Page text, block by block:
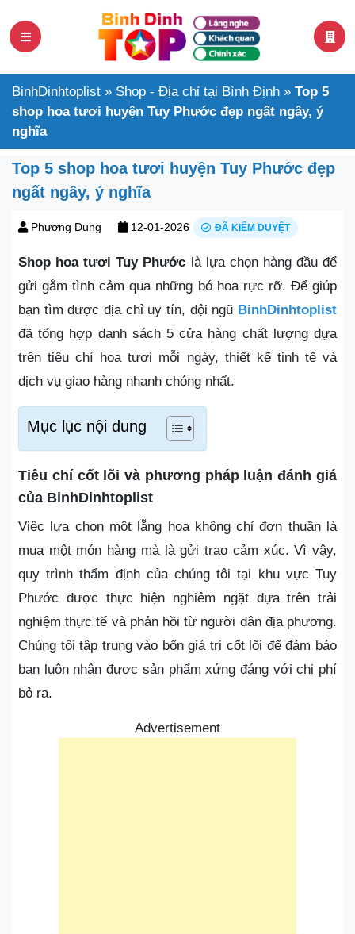
BinhDinhtoplist » Shop - Địa chỉ tại Bình Định » Top 5
shop hoa tươi huyện Tuy Phước đẹp ngất ngây, ý
nghĩa
Top 5 shop hoa tươi huyện Tuy Phước đẹp
ngất ngây, ý nghĩa
Phương Dung 12-01-2026 ĐÃ KIỂM DUYỆT
Shop hoa tươi Tuy Phước là lựa chọn hàng đầu để
gửi gắm tình cảm qua những bó hoa rực rỡ. Để giúp
bạn tìm được địa chỉ uy tín, đội ngũ BinhDinhtoplist
đã tổng hợp danh sách 5 cửa hàng chất lượng dựa
trên tiêu chí hoa tươi mỗi ngày, thiết kế tinh tế và
dịch vụ giao hàng nhanh chóng nhất.
Mục lục nội dung
Tiêu chí cốt lõi và phương pháp luận đánh giá
của BinhDinhtoplist
Việc lựa chọn một lẵng hoa không chỉ đơn thuần là
mua một món hàng mà là gửi trao cảm xúc. Vì vậy,
quy trình thẩm định của chúng tôi tại khu vực Tuy
Phước được thực hiện nghiêm ngặt dựa trên trải
nghiệm thực tế và phản hồi từ người dân địa phương.
Chúng tôi tập trung vào bốn giá trị cốt lõi để đảm bảo
bạn luôn nhận được sản phẩm xứng đáng với chi phí
bỏ ra.
Advertisement